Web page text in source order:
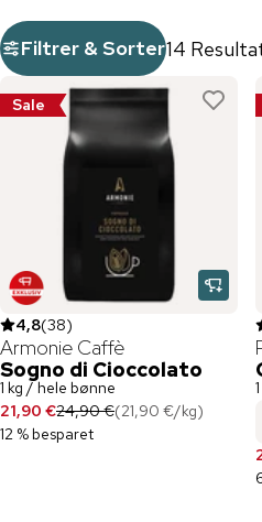
Filtrer & Sorter14
Sale
4,8(38)
Armonie Caffè
Sogno di Cioccolato
1 kg / hele bønne
21,90 €24,90 €(21,90 €/kg)
12 % besparet